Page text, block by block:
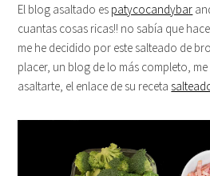
El blog asaltado es patycocandybar
cuantas cosas ricas!! no sabía que
me he decidido por este salteado de
placer, un blog de lo más completo,
asaltarte, el enlace de su receta